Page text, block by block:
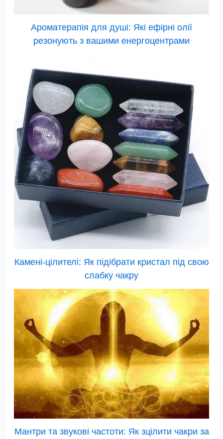
Ароматерапія для душі: Які ефірні олії
резонують з вашими енергоцентрами
Камені-цілителі: Як підібрати кристал під свою
слабку чакру
Мантри та звукові частоти: Як зцілити чакри за